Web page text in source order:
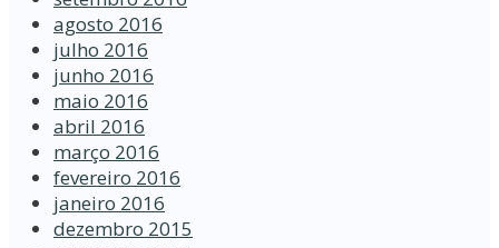
agosto 2016
julho 2016
junho 2016
maio 2016
abril 2016
março 2016
fevereiro 2016
janeiro 2016
dezembro 2015